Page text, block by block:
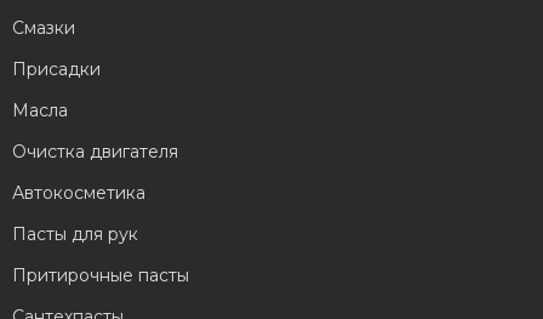
Смазки
Присадки
Масла
Очистка двигателя
Автокосметика
Пасты для рук
Притирочные пасты